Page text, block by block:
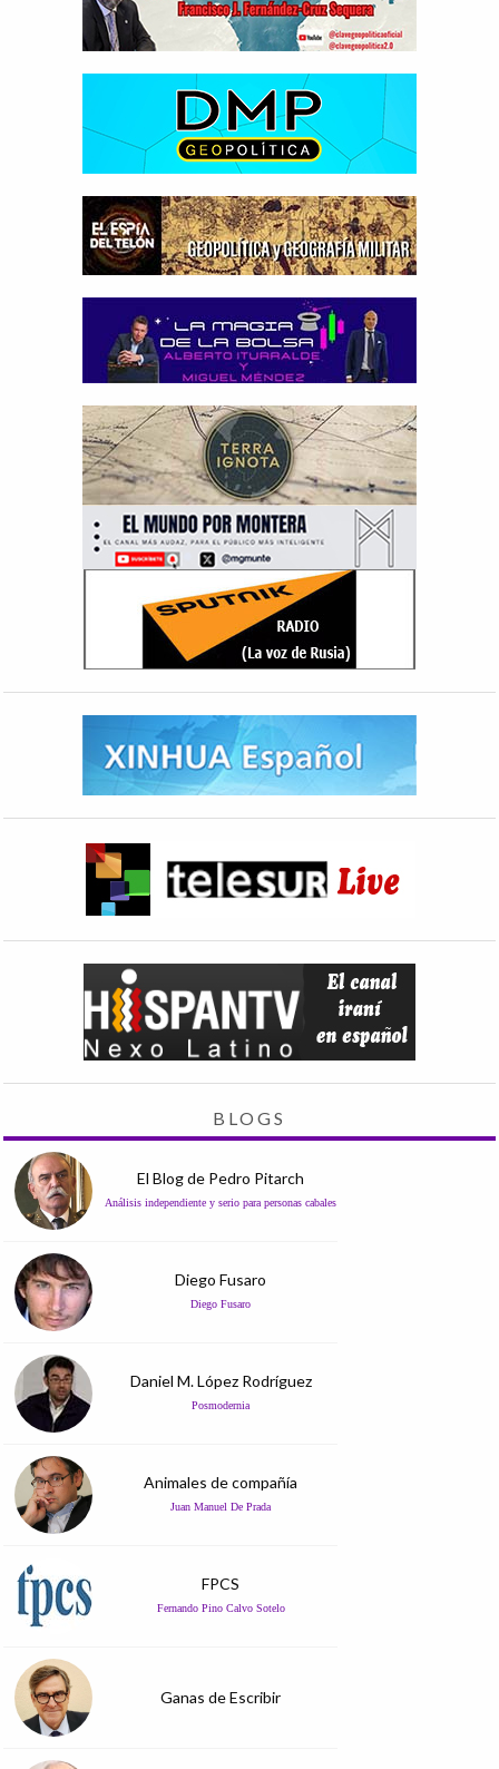
BLOGS
El Blog de Pedro Pitarch
Análisis independiente y serio para personas cabales
Diego Fusaro
Diego Fusaro
Daniel M. López Rodríguez
Posmodernia
Animales de compañía
Juan Manuel De Prada
FPCS
Fernando Pino Calvo Sotelo
Ganas de Escribir